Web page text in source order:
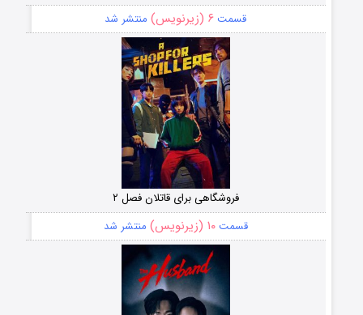
قسمت ۶ (زیرنویس) منتشر شد
فروشگاهی برای قاتلان فصل ۲
قسمت۱۰ (زیرنویس) منتشر شد